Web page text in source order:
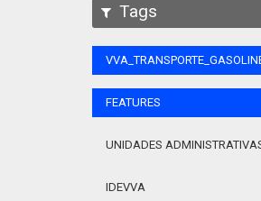
Tags
FEATURES
UNIDADES
IDEVVA